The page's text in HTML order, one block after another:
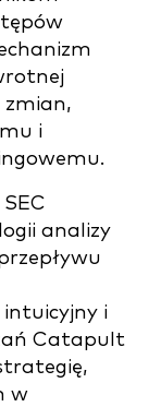
zmian,
i
analizy
intuicyjny i
Catapult
w